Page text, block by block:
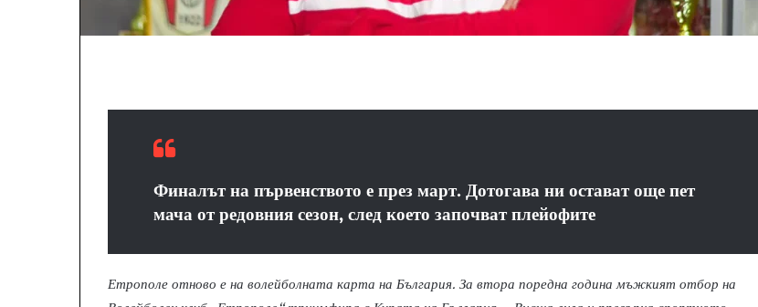
Финалът на първенството е през март. Дотогава ни остават още пет
мача от редовния сезон, след което започват плейофите
Етрополе отново е на волейболната карта на България. За втора поредна година мъжкият отбор на